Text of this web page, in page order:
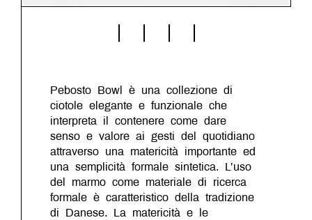
Pebosto Bowl è una collezione di
ciotole elegante e funzionale che
interpreta il contenere come dare
senso e valore ai gesti del quotidiano
attraverso una matericità importante ed
una semplicità formale sintetica. L’uso
del marmo come materiale di ricerca
formale è caratteristico della tradizione
di Danese. La matericità e le